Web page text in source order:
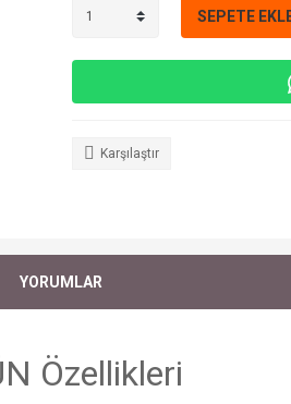
SEPETE
Karşılaştır
YORUMLAR
Özellikleri